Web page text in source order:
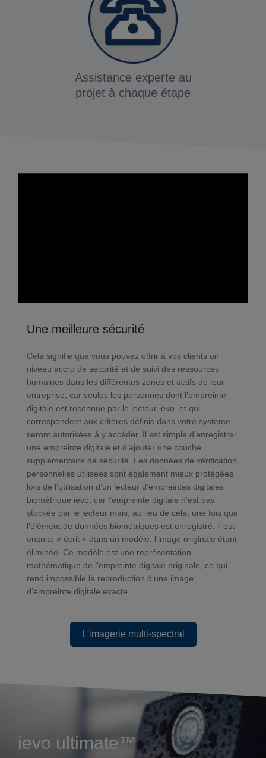
Assistance experte au
projet à chaque étape
Une meilleure sécurité
Cela signifie que vous pouvez offrir à vos clients un
niveau accru de sécurité et de suivi des ressources
humaines dans les différentes zones et actifs de leur
entreprise, car seules les personnes dont l’empreinte
digitale est reconnue par le lecteur ievo, et qui
correspondent aux critères définis dans votre système,
seront autorisées à y accéder. Il est simple d’enregistrer
une empreinte digitale et d’ajouter une couche
supplémentaire de sécurité. Les données de vérification
personnelles utilisées sont également mieux protégées
lors de l’utilisation d’un lecteur d’empreintes digitales
biométrique ievo, car l’empreinte digitale n’est pas
stockée par le lecteur mais, au lieu de cela, une fois que
l’élément de données biométriques est enregistré, il est
ensuite « écrit » dans un modèle, l’image originale étant
éliminée. Ce modèle est une représentation
mathématique de l’empreinte digitale originale, ce qui
rend impossible la reproduction d’une image
d’empreinte digitale exacte.
L'imagerie multi-spectral
ievo ultimate™